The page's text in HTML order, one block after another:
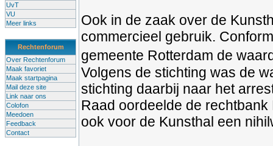
UvT
VU
Meer links
Rechtenforum
Over Rechtenforum
Maak favoriet
Maak startpagina
Mail deze site
Link naar ons
Colofon
Meedoen
Feedback
Contact
Ook in de zaak over de
commercieel gebruik.
gemeente Rotterdam de
Volgens de stichting was de
stichting daarbij naar het
Raad oordeelde de
ook voor de Kunsthal een